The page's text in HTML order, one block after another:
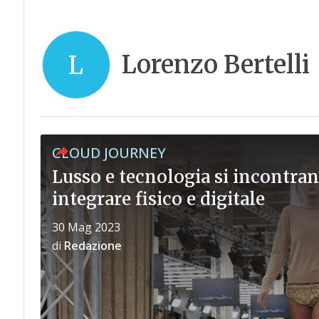
L Lorenzo Bertelli
CLOUD JOURNEY
Lusso e tecnologia si
integrare fisico e digitale
30 Mag 2023
di Redazione